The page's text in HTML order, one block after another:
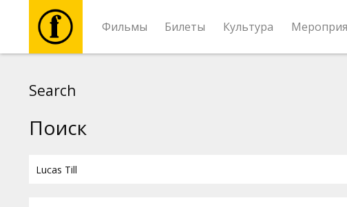
Фильмы Билеты Культура
Search
Поиск